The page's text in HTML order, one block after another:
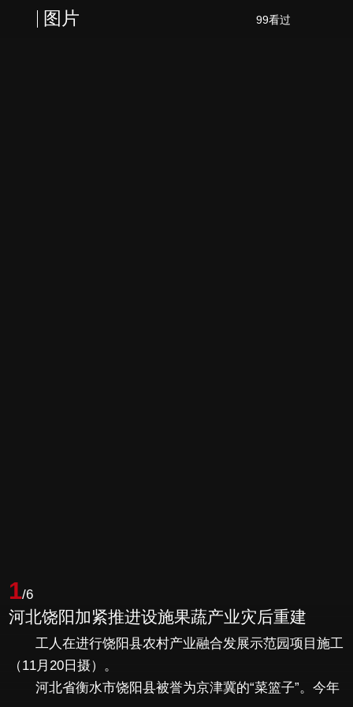
图片 99看过
1/6
河北饶阳加紧推进设施果蔬产业灾后重建
工人在进行饶阳县农村产业融合发展示范园项目施工
（11月20日摄）。
河北省衡水市饶阳县被誉为京津冀的“菜篮子”。今年